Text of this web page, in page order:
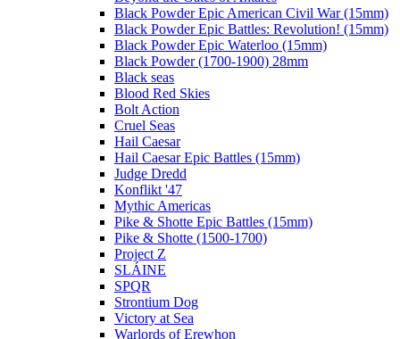
Black Powder Epic American Civil War (15mm)
Black Powder Epic Battles: Revolution! (15mm)
Black Powder Epic Waterloo (15mm)
Black Powder (1700-1900) 28mm
Black seas
Blood Red Skies
Bolt Action
Cruel Seas
Hail Caesar
Hail Caesar Epic Battles (15mm)
Judge Dredd
Konflikt '47
Mythic Americas
Pike & Shotte Epic Battles (15mm)
Pike & Shotte (1500-1700)
Project Z
SLÁINE
SPQR
Strontium Dog
Victory at Sea
Warlords of Erewhon